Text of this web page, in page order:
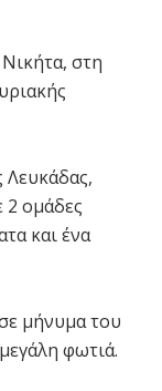
στη
Λευκάδας,
2 ομάδες
και ένα
μήνυμα του
φωτιά.